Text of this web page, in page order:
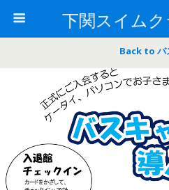
下関スイム
Back to バ